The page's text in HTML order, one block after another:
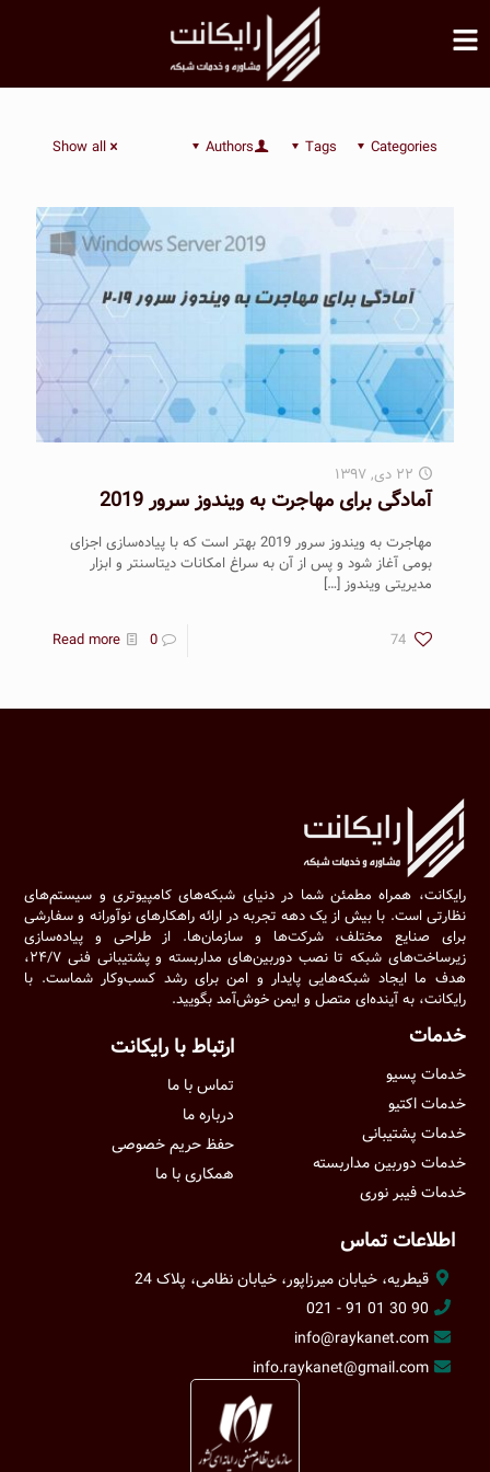
Categories
Tags
Authors
Show all
۲۲ دی, ۱۳۹۷
آمادگی برای مهاجرت به ویندوز سرور 2019
مهاجرت به ویندوز سرور 2019 بهتر است که با پیاده‌سازی اجزای
بومی آغاز شود و پس از آن به سراغ امکانات دیتاسنتر و ابزار
مدیریتی ویندوز […]
74
0
Read more
رایکانت، همراه مطمئن شما در دنیای شبکه‌های کامپیوتری و سیستم‌های
نظارتی است. با بیش از یک دهه تجربه در ارائه راهکارهای نوآورانه و سفارشی
برای صنایع مختلف، شرکت‌ها و سازمان‌ها. از طراحی و پیاده‌سازی
زیرساخت‌های شبکه تا نصب دوربین‌های مداربسته و پشتیبانی فنی ۲۴/۷،
هدف ما ایجاد شبکه‌هایی پایدار و امن برای رشد کسب‌وکار شماست. با
رایکانت، به آینده‌ای متصل و ایمن خوش‌آمد بگویید.
خدمات
خدمات پسیو
خدمات اکتیو
خدمات پشتیبانی
خدمات دوربین مداربسته
خدمات فیبر نوری
ارتباط با رایکانت
تماس با ما
درباره ما
حفظ حریم خصوصی
همکاری با ما
اطلاعات تماس
قیطریه، خیابان میرزاپور، خیابان نظامی، پلاک 24
90 30 01 91 - 021
info@raykanet.com
info.raykanet@gmail.com